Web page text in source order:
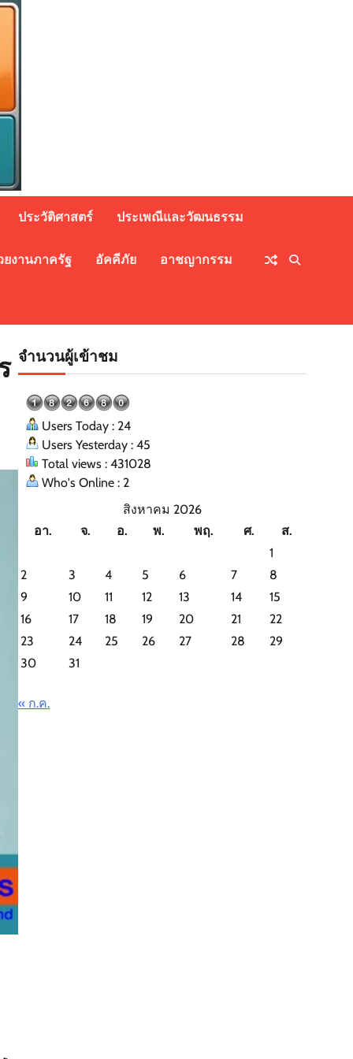
ประวัติศาสตร์ ประเพณีและวัฒนธรรม
ยงานภาครัฐ อัคคีภัย อาชญากรรม
จำนวนผู้เข้าชม
Users Today : 24
Users Yesterday : 45
Total views : 431028
Who's Online : 2
สิงหาคม 2026
อา.
จ. อ. พ. พฤ. ศ.
ส.
1
2
3 4 5 6 7
8
9
10 11 12 13 14
15
16
17 18 19 20 21
22
23
24 25 26 27 28
29
30
31
« ก.ค.